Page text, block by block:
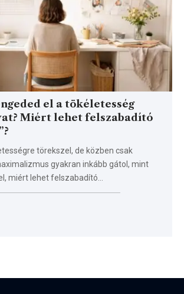
el a tökéletesség
Miért lehet felszabadító
törekszel, de közben csak
gyakran inkább gátol, mint
miért lehet felszabadító…